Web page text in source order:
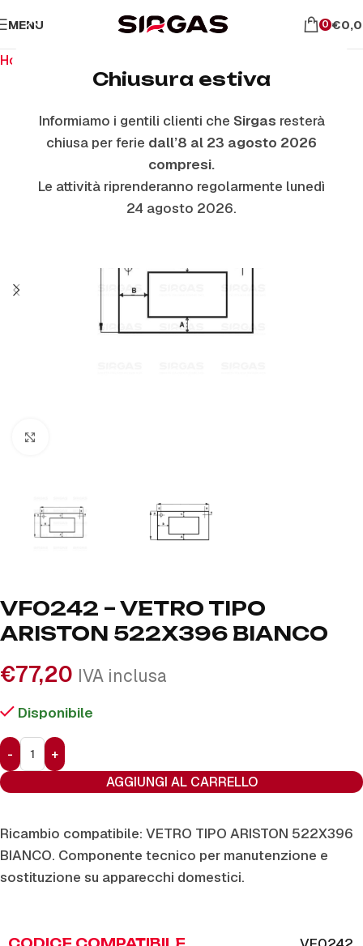
Chiusura estiva
Informiamo i gentili clienti che Sirgas resterà
chiusa per ferie dall’8 al 23 agosto 2026
compresi.
Le attività riprenderanno regolarmente lunedì
24 agosto 2026.
MENU 0 €
Home
VF0242 – VETRO TIPO
ARISTON 522X396 BIANCO
€77,20 IVA inclusa
Disponibile
AGGIUNGI AL CARRELLO
Ricambio compatibile: VETRO TIPO ARISTON 522X396
BIANCO. Componente tecnico per manutenzione e
sostituzione su apparecchi domestici.